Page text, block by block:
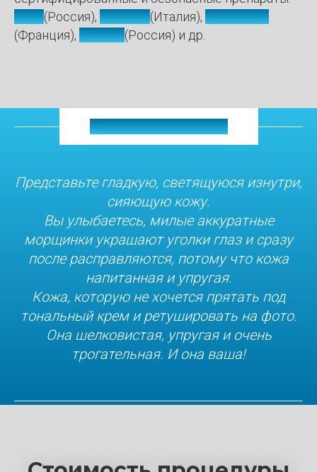
REVI (Россия), Neauvia(Италия), Novacutan
(Франция), Bellarti(Россия) и др.
ВАШ РЕЗУЛЬТАТ
Представьте гладкую, светящуюся изнутри,
сияющую кожу.
Вы улыбаетесь, милые аккуратные
морщинки украшают уголки глаз и сразу
после расправляются, потому что кожа
напитанная и упругая.
Кожа, которую не хочется прятать под
тональный крем и ретушировать на фото.
Она шелковистая, упругая и очень
трогательная. И она ваша!